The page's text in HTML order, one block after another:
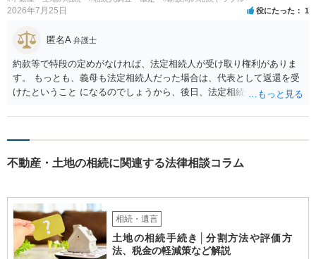
2026年7月25日 役にたった 1
匿名A 弁護士
約款等で特段の定めがなければ、法定相続人が受け取り権利がありま
す。 もっとも、義母も法定相続人だった場合は、代表として返還を受
けたということ になるのでしょうから、後日、法定相続分に基づいて
不動産・土地の相続に関連する法律相談コラム
相続・遺言
土地の相続手続き│分割方法や評価方
法、税金の軽減策など解説